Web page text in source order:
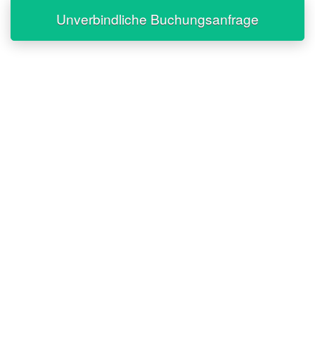
Unverbindliche Buchungsanfrage